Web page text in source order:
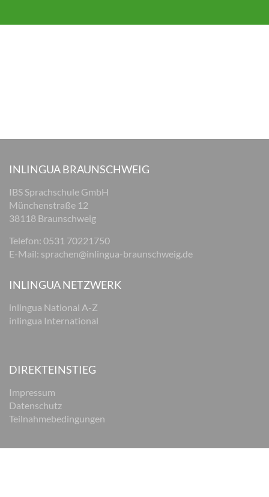
INLINGUA BRAUNSCHWEIG
IBS Sprachschule GmbH
Münchenstraße 12
38118 Braunschweig
Telefon: 0531 70221750
E-Mail: sprachen@inlingua-braunschweig.de
INLINGUA NETZWERK
inlingua National A-Z
inlingua International
DIREKTEINSTIEG
Impressum
Datenschutz
Teilnahmebedingungen